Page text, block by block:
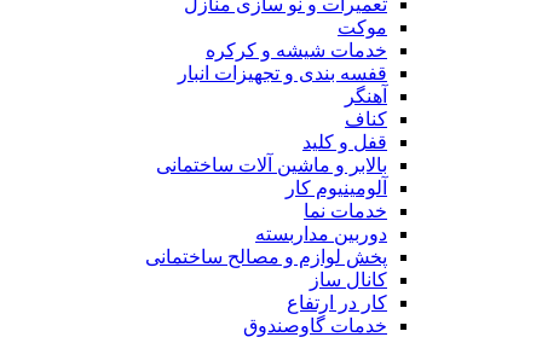
تعمیرات و نو سازی منازل
موکت
خدمات شیشه و کرکره
قفسه بندی و تجهیزات انبار
آهنگر
کناف
قفل و کلید
بالابر و ماشین آلات ساختمانی
آلومینیوم کار
خدمات نما
دوربین مداربسته
پخش لوازم و مصالح ساختمانی
کانال ساز
کار در ارتفاع
خدمات گاوصندوق